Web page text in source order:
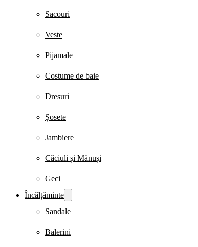
Sacouri
Veste
Pijamale
Costume de baie
Dresuri
Șosete
Jambiere
Căciuli și Mănuși
Geci
Încălțăminte
Sandale
Balerini